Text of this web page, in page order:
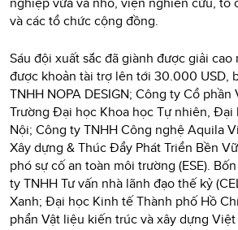
và các tổ chức cộng đồng.
Sáu đội xuất sắc đã giành được giải
được khoản tài trợ lên tới 30.000 USD,
TNHH NOPA DESIGN; Công ty Cổ
Trường Đại học Khoa học Tự nhiên, Đại
Nội; Công ty TNHH Công nghệ Aquila
Xây dựng & Thúc Đẩy Phát Triển Bền
phó sự cố an toàn môi trường (ESE).
ty TNHH Tư vấn nhà lãnh đạo thế kỷ
Xanh; Đại học Kinh tế Thành phố Hồ
phẩn Vật liệu kiến trúc và xây dựng